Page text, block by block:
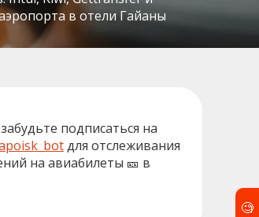
в отели Гайаны
подписаться на
для отслеживания
на авиабилеты 🎫 в
🧐